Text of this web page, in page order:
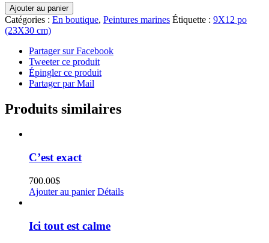
quantité
de
Magie
de
l'instant
Ajouter au panier
Catégories : En boutique, Peintures marines Étiquette : 9X12 po
(23X30 cm)
Partager sur Facebook
Tweeter ce produit
Épingler ce produit
Partager par Mail
Produits similaires
C’est exact
700.00$
Ajouter au panier Détails
Ici tout est calme